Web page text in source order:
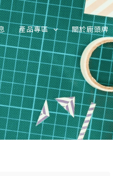
產品專區 關於鹿頭牌